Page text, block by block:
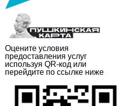
Оцените условия
предоставления услуг
используя QR-код или
перейдите по ссылке ниже